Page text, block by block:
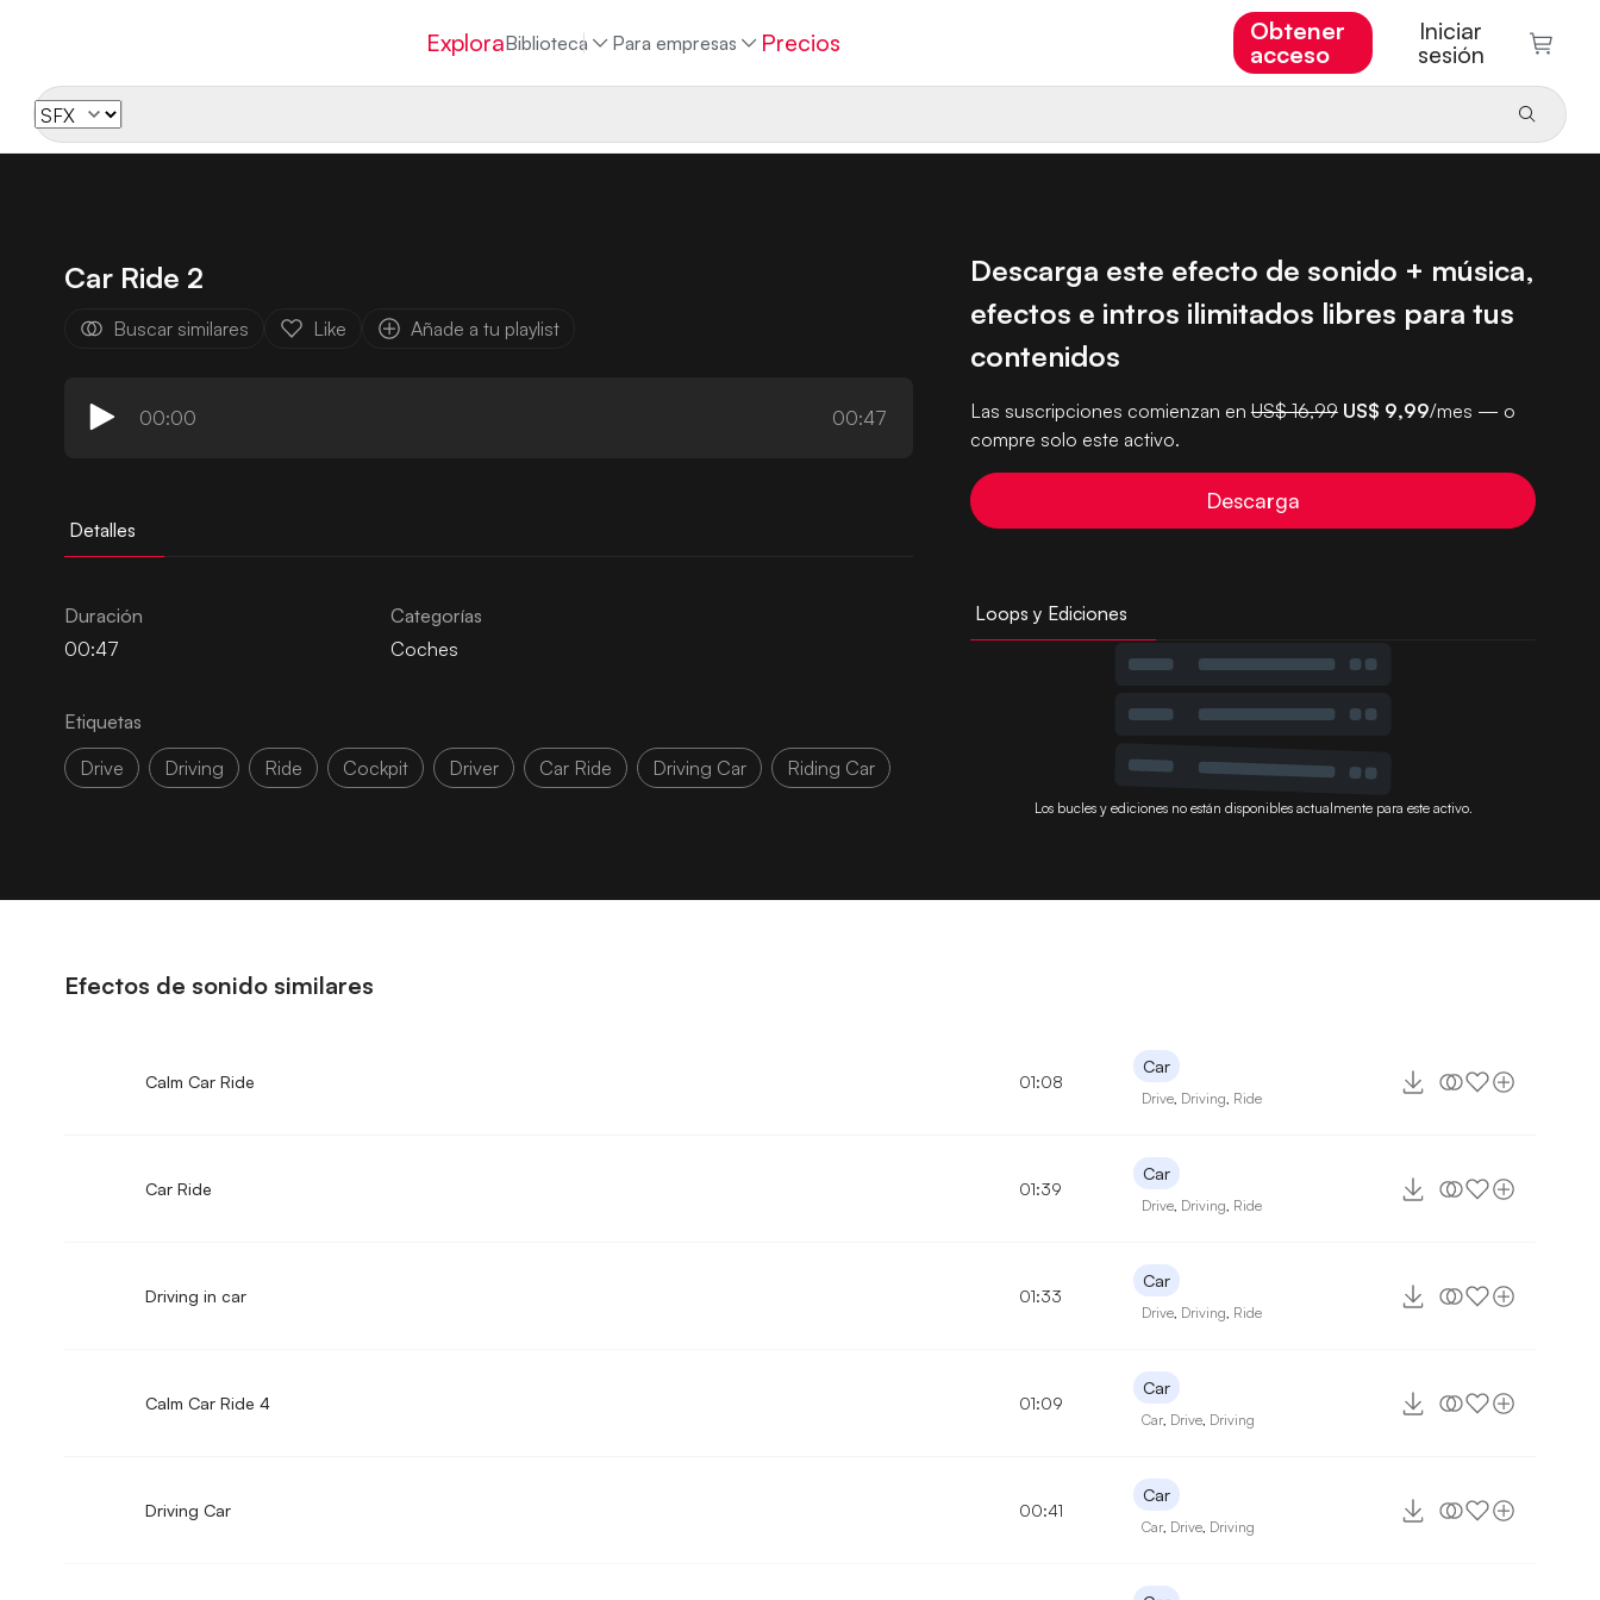
ExploraBiblioteca Para empresas Precios
Obtener
acceso
Iniciar
sesión
Car Ride 2
Buscar similares Like Añade a tu playlist
00:00 00:47
Detalles
Duración
00:47
Categorías
Coches
Etiquetas
Drive
Driving Ride Cockpit Driver Car Ride Driving Car Riding Car
Descarga este efecto de sonido + música,
efectos e intros ilimitados libres para tus
contenidos
Las suscripciones comienzan enUS$ 16,99 US$ 9,99/mes — o
compre solo este activo.
Descarga
Loops y Ediciones
Los bucles y ediciones no están disponibles actualmente para este activo.
Efectos de sonido similares
Calm Car Ride 01:08
Car
Drive Driving Ride
Car Ride 01:39
Car
Drive Driving Ride
Driving in car 01:33
Car
Drive Driving Ride
Calm Car Ride 4 01:09
Car
Car Drive Driving
Driving Car 00:41
Car
Car Drive Driving